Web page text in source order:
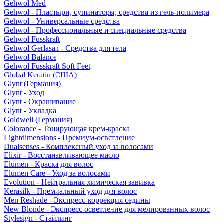
Gehwol Med
Gehwol - Пластыри, супинаторы, средства из гель-полимера
Gehwol - Универсальные средства
Gehwol - Профессиональные и специальные средства
Gehwol Fusskraft
Gehwol Gerlasan - Средства для тела
Gehwol Balance
Gehwol Fusskraft Soft Feet
Global Keratin (США)
Glynt (Германия)
Glynt - Уход
Glynt - Окрашивание
Glynt - Укладка
Goldwell (Германия)
Colorance - Тонирующая крем-краска
Lightdimensions - Премиум-осветление
Dualsenses - Комплексный уход за волосами
Elixir - Восстанавливающее масло
Elumen - Краска для волос
Elumen Care - Уход за волосами
Evolution - Нейтральная химическая завивка
Kerasilk - Премиальный уход для волос
Men Reshade - Экспресс-коррекция седины
New Blonde - Экспресс осветление для мелированных волос
Stylesign - Стайлинг